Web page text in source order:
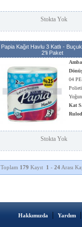
Stokta Yok
Papia Kağıt Havlu 3 Katlı -
2'li Paket
04
Kat
Stokta Yok
Toplam 179 Kayıt 1 - 24 Arası
Hakkımızda | Yardım